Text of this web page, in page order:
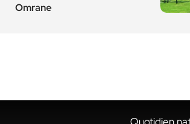
Omrane